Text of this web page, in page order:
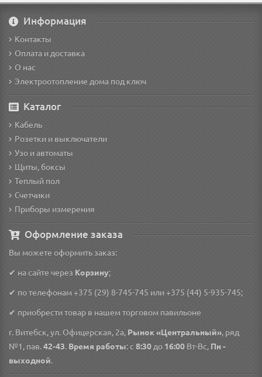
Информация
Контакты
Оплата и доставка
О нас
Электроотопление дома под ключ
Каталог
Кабель
Розетки и выключатели
Узо и автоматы
Щиты, боксы
Теплый пол
Счетчики
Приборы измерения
Оформление заказа
Вы можете оформить заказ:
✔ на сайте через Корзину;
✔ по телефонам +375 (29) 8-745-745 или +375 (44) 5-935-745;
✔ приобрести товар в нашем торговом павильоне
г. Витебск, ул. Офицерская, 2а, Рынок «Центральный», ряд
№1, пав.42-43. Время работы: с 8:30 до 16:00 Вт-Вс, Пн -
выходной.